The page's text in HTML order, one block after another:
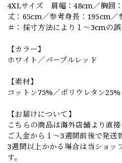
4XLサイズ 肩幅：48cm／胸囲
丈：65cm／参考身長：195cm／
＃：採寸方法により１～3cmの
【カラー】
ホワイト／パープルレッド
【素材】
コットン75%／ポリウレタン25%
【お届けについて】
こちらの商品は海外店舗より直接
ご入金から１～3週間前後で発送
3週間以上かかる場合は当ショッ
す。